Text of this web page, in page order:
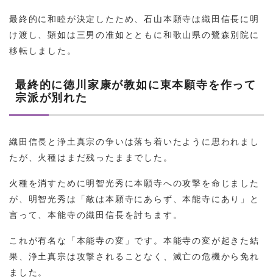
最終的に和睦が決定したため、石山本願寺は織田信長に明
け渡し、顕如は三男の准如とともに和歌山県の鷺森別院に
移転しました。
最終的に徳川家康が教如に東本願寺を作って
宗派が別れた
織田信長と浄土真宗の争いは落ち着いたように思われまし
たが、火種はまだ残ったままでした。
火種を消すために明智光秀に本願寺への攻撃を命じました
が、明智光秀は「敵は本願寺にあらず、本能寺にあり」と
言って、本能寺の織田信長を討ちます。
これが有名な「本能寺の変」です。本能寺の変が起きた結
果、浄土真宗は攻撃されることなく、滅亡の危機から免れ
ました。